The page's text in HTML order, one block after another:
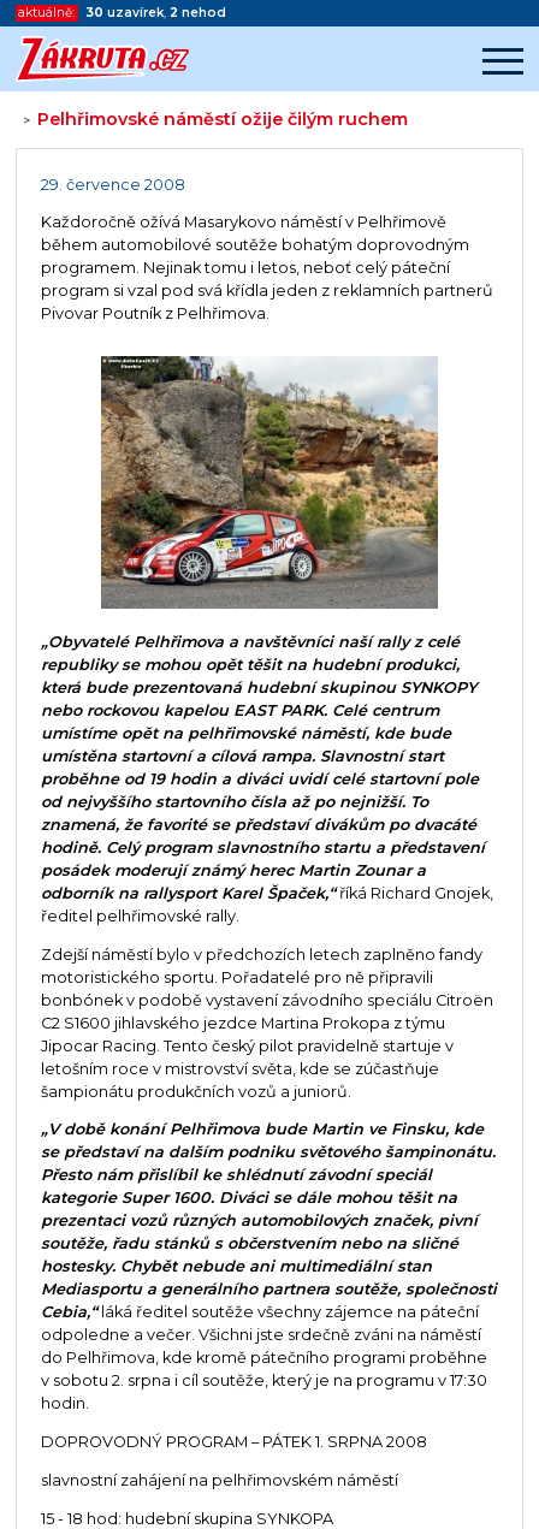
aktuálně: 30 uzavírek, 2 nehod
> Pelhřimovské náměstí ožije čilým ruchem
Začátek reklamy
29. července 2008
Každoročně ožívá Masarykovo náměstí v Pelhřimově
během automobilové soutěže bohatým doprovodným
programem. Nejinak tomu i letos, neboť celý páteční
program si vzal pod svá křídla jeden z reklamních partnerů
Pivovar Poutník z Pelhřimova.
„Obyvatelé Pelhřimova a navštěvníci naší rally z celé
republiky se mohou opět těšit na hudební produkci,
která bude prezentovaná hudební skupinou SYNKOPY
nebo rockovou kapelou EAST PARK. Celé centrum
umístíme opět na pelhřimovské náměstí, kde bude
umístěna startovní a cílová rampa. Slavnostní start
proběhne od 19 hodin a diváci uvidí celé startovní pole
od nejvyššího startovního čísla až po nejnižší. To
znamená, že favorité se představí divákům po dvacáté
hodině. Celý program slavnostního startu a představení
posádek moderují známý herec Martin Zounar a
odborník na rallysport Karel Špaček,“říká Richard Gnojek,
ředitel pelhřimovské rally.
Zdejší náměstí bylo v předchozích letech zaplněno fandy
motoristického sportu. Pořadatelé pro ně připravili
bonbónek v podobě vystavení závodního speciálu Citroën
C2 S1600 jihlavského jezdce Martina Prokopa z týmu
Jipocar Racing. Tento český pilot pravidelně startuje v
letošním roce v mistrovství světa, kde se zúčastňuje
šampionátu produkčních vozů a juniorů.
„V době konání Pelhřimova bude Martin ve Finsku, kde
se představí na dalším podniku světového šampinonátu.
Přesto nám přislíbil ke shlédnutí závodní speciál
kategorie Super 1600. Diváci se dále mohou těšit na
prezentaci vozů různých automobilových značek, pivní
soutěže, řadu stánků s občerstvením nebo na sličné
hostesky. Chybět nebude ani multimediální stan
Mediasportu a generálního partnera soutěže, společnosti
Cebia,“láká ředitel soutěže všechny zájemce na páteční
odpoledne a večer. Všichni jste srdečně zváni na náměstí
do Pelhřimova, kde kromě pátečního programi proběhne
v sobotu 2. srpna i cíl soutěže, který je na programu v 17:30
hodin.
DOPROVODNÝ PROGRAM – PÁTEK 1. SRPNA 2008
slavnostní zahájení na pelhřimovském náměstí
15 - 18 hod: hudební skupina SYNKOPA